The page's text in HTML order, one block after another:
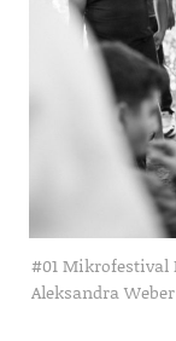
#01 Mikrofestival
Aleksandra Weber